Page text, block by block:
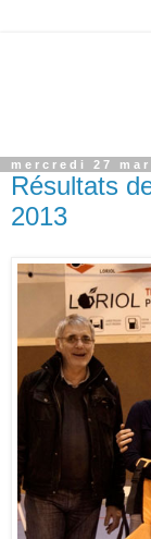
mercredi 27
Résultats
2013